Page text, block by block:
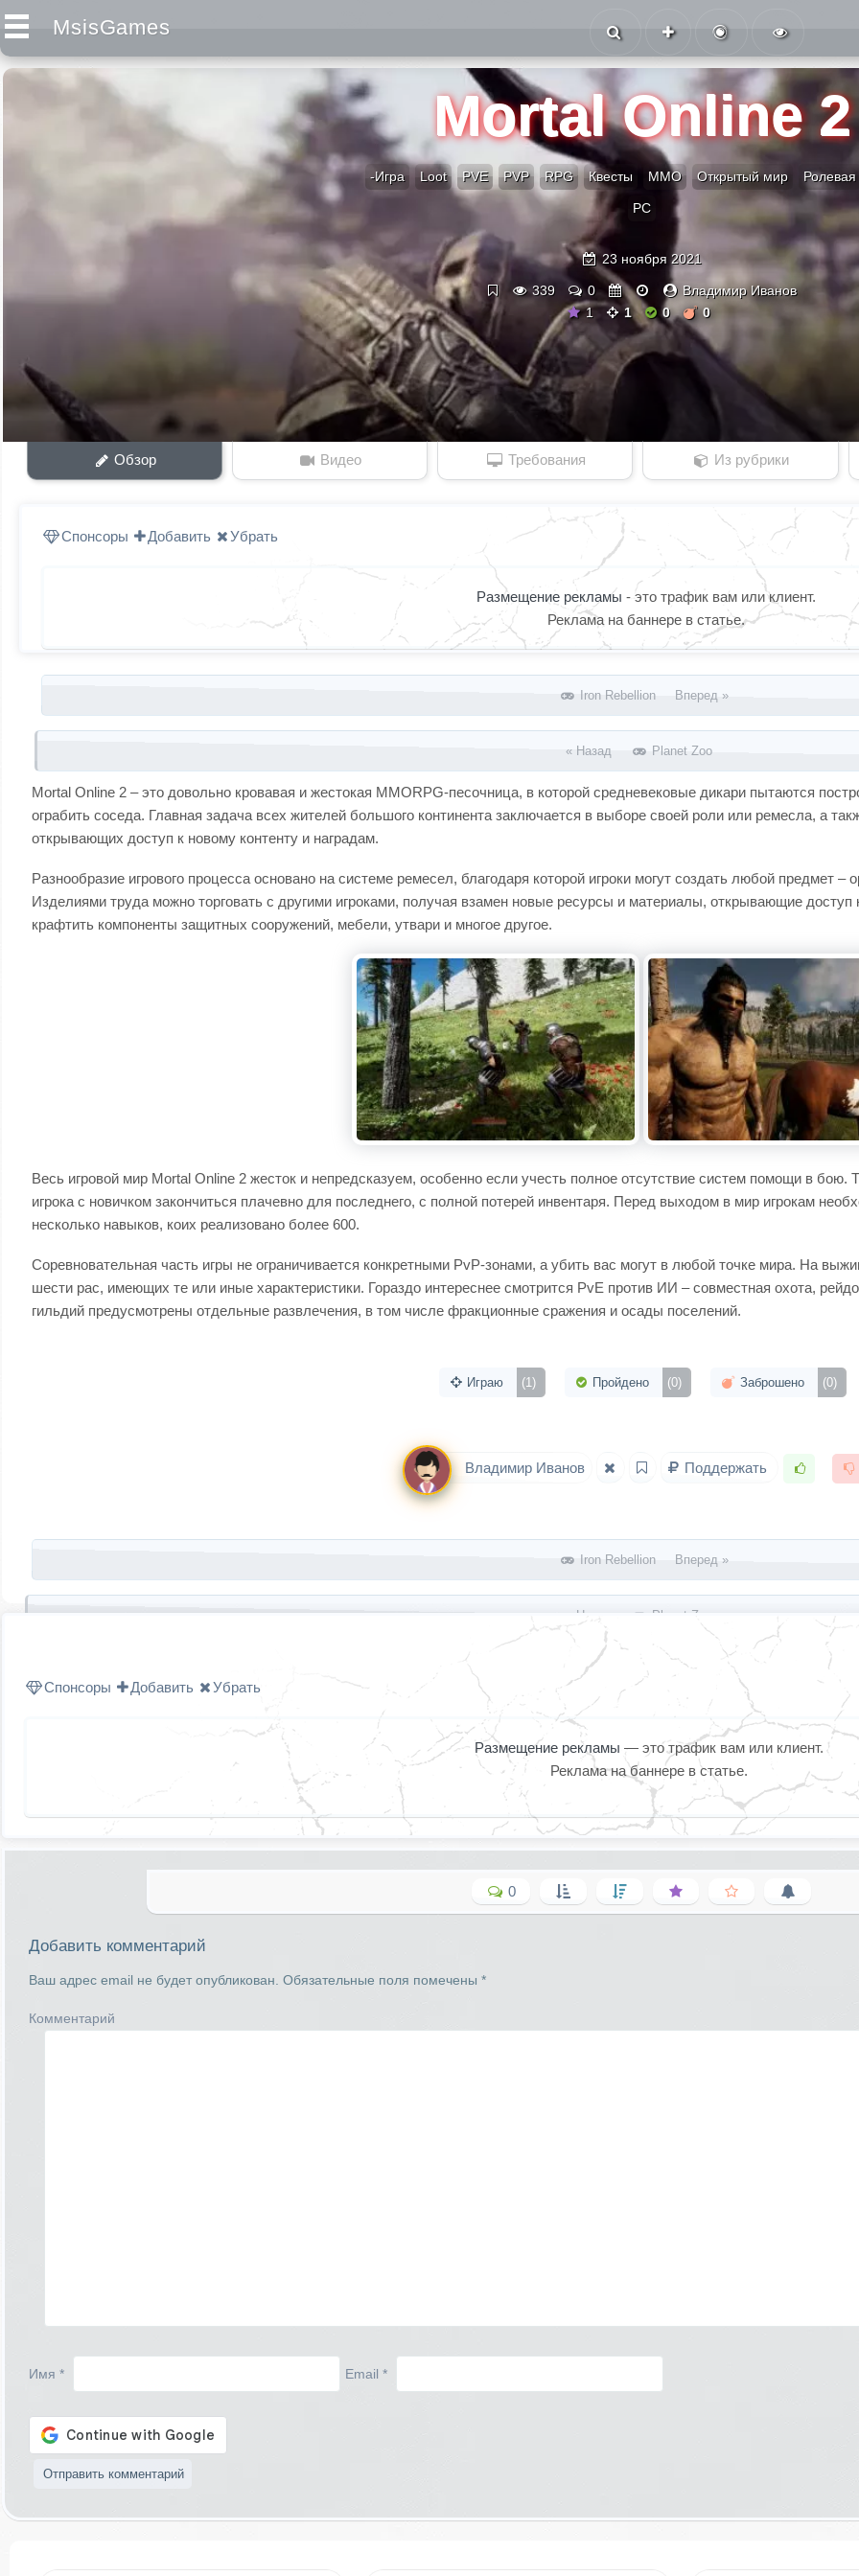
MsisGames
Mortal Online 2
-Игра Loot PVE PVP RPG Квесты ММО Открытый мир Ролевая
PC
23 ноября 2021
339 0
Владимир Иванов
1
1 0 0
Обзор Видео Требования Из рубрики
Спонсоры Добавить Убрать
Размещение рекламы - это трафик вам или клиент.
Реклама на баннере в статье.
Запись навигация
Iron Rebellion Вперед »
« Назад Planet Zoo
Mortal Online 2 – это довольно кровавая и жестокая MMORPG-песочница, в которой средневековые дикари пытаются
ограбить соседа. Главная задача всех жителей большого континента заключается в выборе своей роли или ремесла, а
открывающих доступ к новому контенту и наградам.
Разнообразие игрового процесса основано на системе ремесел, благодаря которой игроки могут создать любой предмет
Изделиями труда можно торговать с другими игроками, получая взамен новые ресурсы и материалы, открывающие
крафтить компоненты защитных сооружений, мебели, утвари и многое другое.
Весь игровой мир Mortal Online 2 жесток и непредсказуем, особенно если учесть полное отсутствие систем помощи в
игрока с новичком закончиться плачевно для последнего, с полной потерей инвентаря. Перед выходом в мир игрокам
несколько навыков, коих реализовано более 600.
Соревновательная часть игры не ограничивается конкретными PvP-зонами, а убить вас могут в любой точке мира. На
шести рас, имеющих те или иные характеристики. Гораздо интереснее смотрится PvE против ИИ – совместная охота,
гильдий предусмотрены отдельные развлечения, в том числе фракционные сражения и осады поселений.
Играю (1) Пройдено (0) Заброшено (0)
Владимир Иванов Поддержать
Запись навигация
Iron Rebellion Вперед »
« Назад Planet Zoo
Спонсоры Добавить Убрать
Размещение рекламы — это трафик вам или клиент.
Реклама на баннере в статье.
0
Добавить комментарий
Ваш адрес email не будет опубликован. Обязательные поля помечены *
Комментарий
Имя * Email *